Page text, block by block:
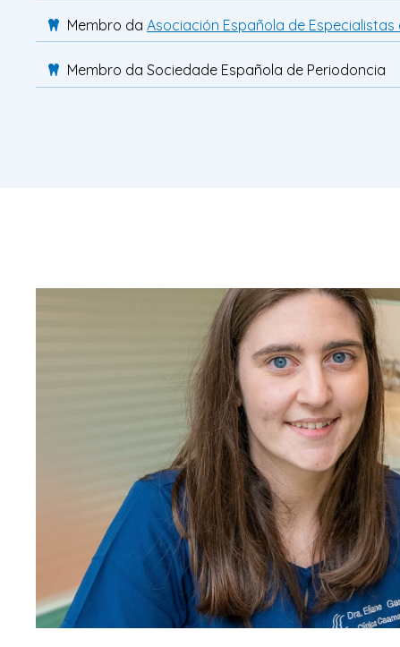
Membro daAsociación Española de
Membro da Sociedade Española de Periodoncia